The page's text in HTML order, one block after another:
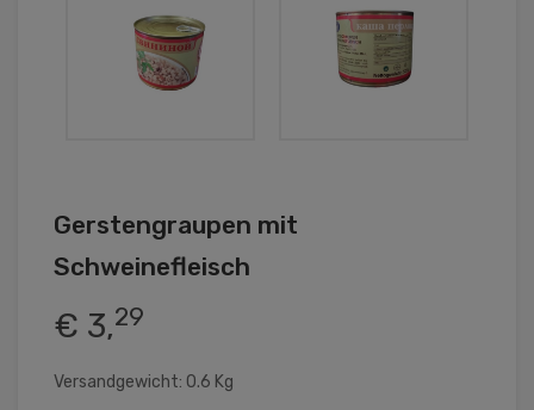
Gerstengraupen mit
Schweinefleisch
€ 3,29
Versandgewicht: 0.6 Kg